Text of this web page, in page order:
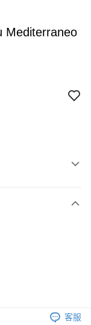
Mediterraneo
客服